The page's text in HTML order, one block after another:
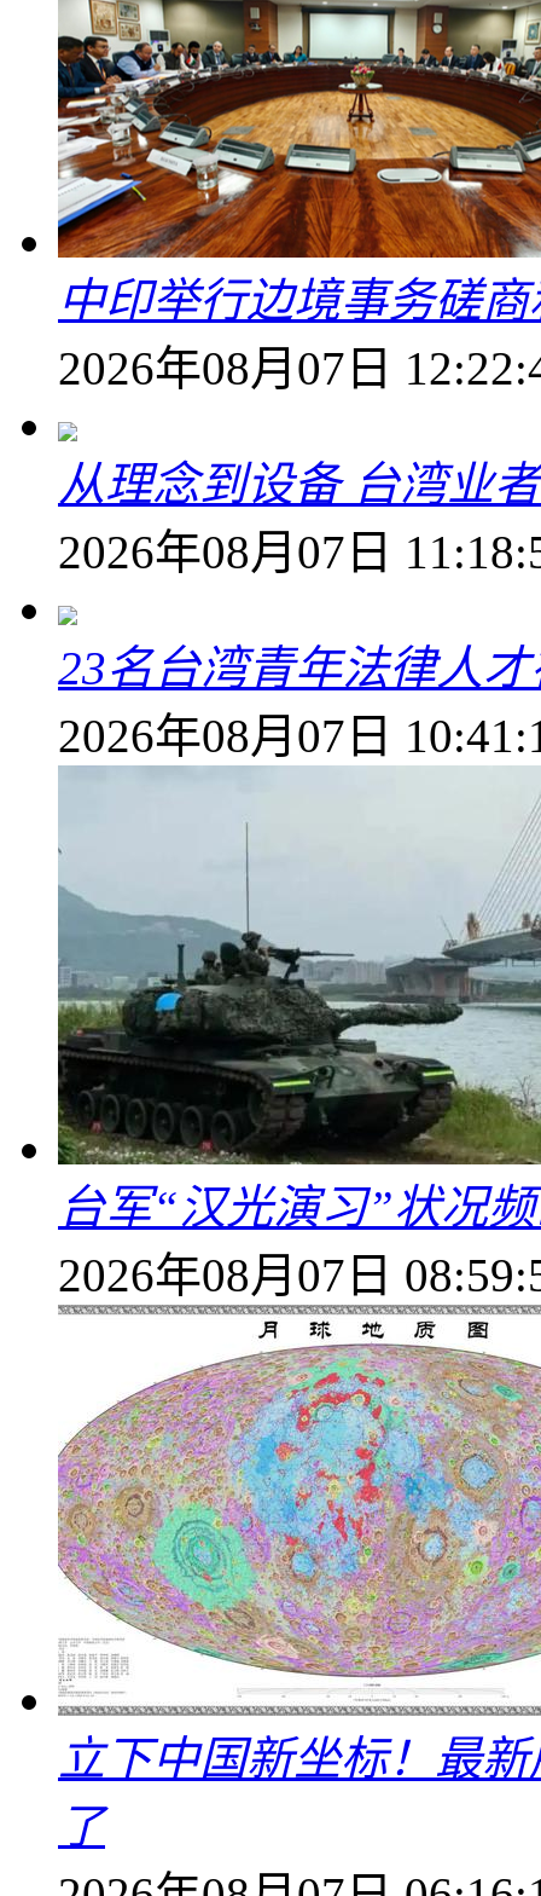
中印举行边境事务磋
2026年08月07日
从理念到设备 台湾业
2026年08月07日
23名台湾青年法律人
2026年08月07日
台军“汉光演习”状况
2026年08月07日
立下中国新坐标！最
了